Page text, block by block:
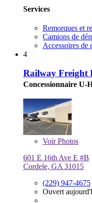
Services
Remorques et
Camions de
Accessoires de
4
Railway Freight
Concessionnaire U-
VoirPhotos
601 E 16th Ave E #B
Cordele, GA 31015
(229) 947-4675
Ouvert